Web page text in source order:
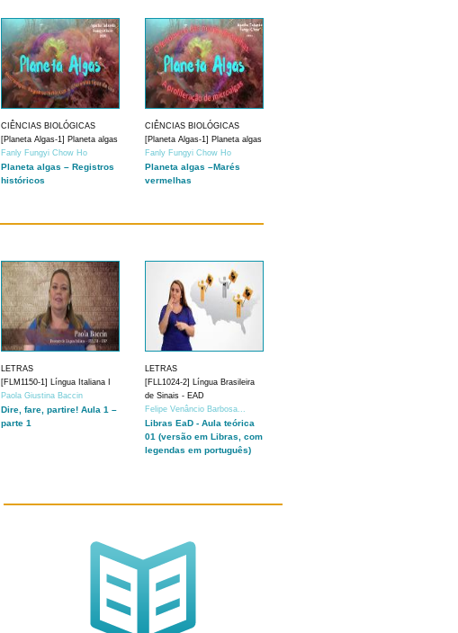
CIÊNCIAS BIOLÓGICAS
[Planeta Algas-1] Planeta algas
Fanly Fungyi Chow Ho
Planeta algas – Registros
históricos
CIÊNCIAS BIOLÓGICAS
[Planeta Algas-1] Planeta algas
Fanly Fungyi Chow Ho
Planeta algas –Marés
vermelhas
LETRAS
[FLM1150-1] Língua Italiana I
Paola Giustina Baccin
Dire, fare, partire! Aula 1 –
parte 1
LETRAS
[FLL1024-2] Língua Brasileira
de Sinais - EAD
Felipe Venâncio Barbosa...
Libras EaD - Aula teórica
01 (versão em Libras, com
legendas em português)